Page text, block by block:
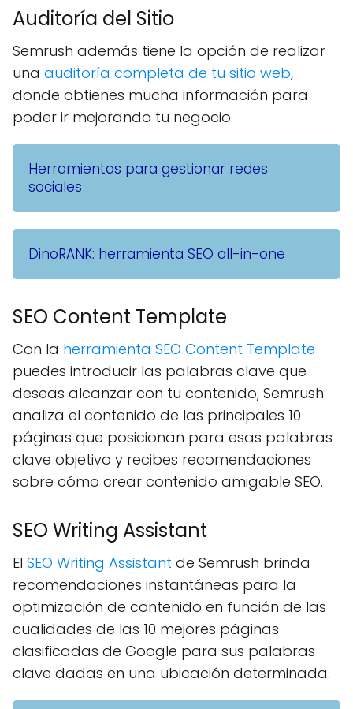
Auditoría del Sitio
Semrush además tiene la opción de realizar
una auditoría completa de tu sitio web,
donde obtienes mucha información para
poder ir mejorando tu negocio.
Herramientas para gestionar redes
sociales
DinoRANK: herramienta SEO all-in-one
SEO Content Template
Con la herramienta SEO Content Template
puedes introducir las palabras clave que
deseas alcanzar con tu contenido, Semrush
analiza el contenido de las principales 10
páginas que posicionan para esas palabras
clave objetivo y recibes recomendaciones
sobre cómo crear contenido amigable SEO.
SEO Writing Assistant
El SEO Writing Assistant de Semrush brinda
recomendaciones instantáneas para la
optimización de contenido en función de las
cualidades de las 10 mejores páginas
clasificadas de Google para sus palabras
clave dadas en una ubicación determinada.